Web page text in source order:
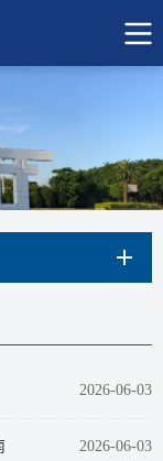
2026-06-03
2026-06-03